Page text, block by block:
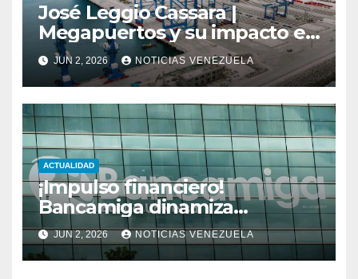
José Leggio Cassara |
Megapuertos y su impacto en
el turismo y el comercio
global
JUN 2, 2026 NOTICIAS VENEZUELA
ACTUALIDAD
¡Impulso financiero!
Bancamiga dinamiza
economía nacional con sólido
repunte en soluciones de
consumo y divisas
JUN 2, 2026 NOTICIAS VENEZUELA